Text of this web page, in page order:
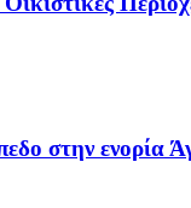
στην ενορία